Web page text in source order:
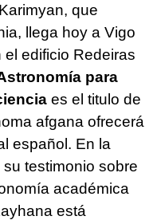
que
llega hoy a Vigo
edificio Redeiras
para
es el titulo de
afgana ofrecerá
español. En la
testimonio sobre
académica
está